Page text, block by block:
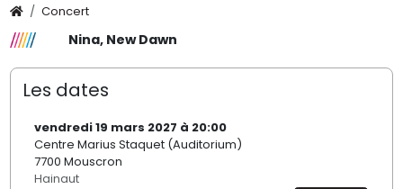
Concert
Nina, New Dawn
Les dates
vendredi 19 mars 2027 à 20:00
Centre Marius Staquet (Auditorium)
7700 Mouscron
Hainaut